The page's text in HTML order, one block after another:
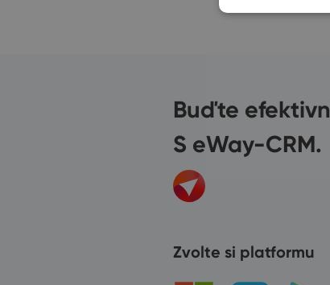
Buďte
S eWay-CRM.
Zvolte si platformu